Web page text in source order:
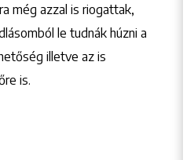
még azzal is riogattak,
le tudnák húzni a
illetve az is
is.